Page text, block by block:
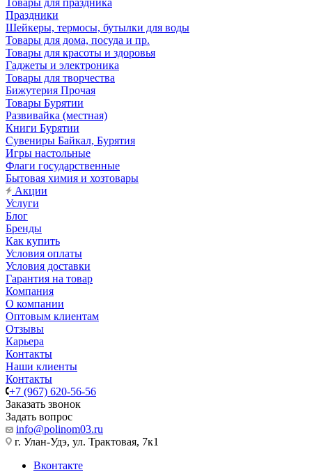
Товары для праздника
Праздники
Шейкеры, термосы, бутылки для воды
Товары для дома, посуда и пр.
Товары для красоты и здоровья
Гаджеты и электроника
Товары для творчества
Бижутерия Прочая
Товары Бурятии
Развивайка (местная)
Книги Бурятии
Сувениры Байкал, Бурятия
Игры настольные
Флаги государственные
Бытовая химия и хозтовары
Акции
Услуги
Блог
Бренды
Как купить
Условия оплаты
Условия доставки
Гарантия на товар
Компания
О компании
Оптовым клиентам
Отзывы
Карьера
Контакты
Наши клиенты
Контакты
+7 (967) 620-56-56
Заказать звонок
Задать вопрос
info@polinom03.ru
г. Улан-Удэ, ул. Трактовая, 7к1
Вконтакте